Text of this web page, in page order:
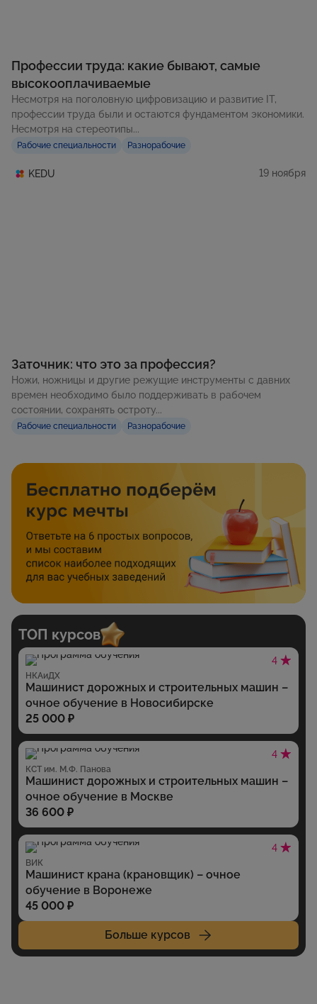
Профессии труда: какие бывают, самые
высокооплачиваемые
Несмотря на поголовную цифровизацию и развитие IT,
профессии труда были и остаются фундаментом экономики.
Несмотря на стереотипы...
Рабочие специальности Разнорабочие
KEDU 19 ноября
Заточник: что это за профессия?
Ножи, ножницы и другие режущие инструменты с давних
времен необходимо было поддерживать в рабочем
состоянии, сохранять остроту...
Рабочие специальности Разнорабочие
ТОП курсов
4
НКАиДХ
Машинист дорожных и строительных машин –
очное обучение в Новосибирске
25 000 ₽
4
КСТ им. М.Ф. Панова
Машинист дорожных и строительных машин –
очное обучение в Москве
36 600 ₽
4
ВИК
Машинист крана (крановщик) – очное
обучение в Воронеже
45 000 ₽
Больше курсов